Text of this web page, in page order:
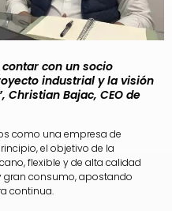
con un socio
industrial y la visión
Christian Bajac, CEO de
como una empresa de
el objetivo de la
flexible y de alta calidad
gran consumo, apostando
continua.